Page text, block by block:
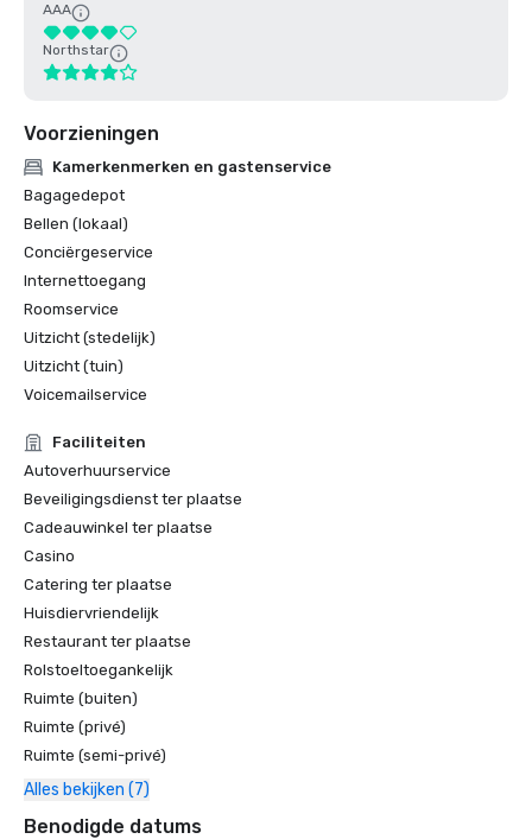
AAA
Northstar
Voorzieningen
Kamerkenmerken en gastenservice
Bagagedepot
Bellen (lokaal)
Conciërgeservice
Internettoegang
Roomservice
Uitzicht (stedelijk)
Uitzicht (tuin)
Voicemailservice
Faciliteiten
Autoverhuurservice
Beveiligingsdienst ter plaatse
Cadeauwinkel ter plaatse
Casino
Catering ter plaatse
Huisdiervriendelijk
Restaurant ter plaatse
Rolstoeltoegankelijk
Ruimte (buiten)
Ruimte (privé)
Ruimte (semi-privé)
Alles bekijken (7)
Benodigde datums